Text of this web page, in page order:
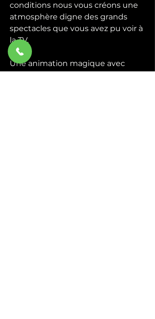
conditions nous vous créons une
atmosphère digne des grands
spectacles que vous avez pu voir à
la TV.
Une animation magique avec